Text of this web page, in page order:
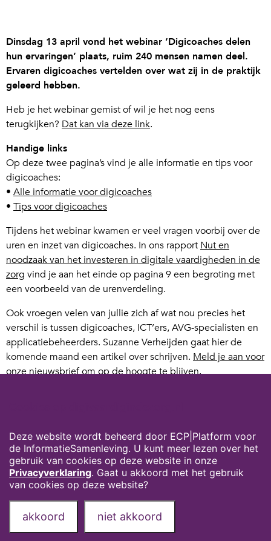
Dinsdag 13 april vond het webinar ‘Digicoaches delen
hun ervaringen’ plaats, ruim 240 mensen namen deel.
Ervaren digicoaches vertelden over wat zij in de praktijk
geleerd hebben.
Heb je het webinar gemist of wil je het nog eens
terugkijken? Dat kan via deze link.
Handige links
Op deze twee pagina’s vind je alle informatie en tips voor
digicoaches:
• Alle informatie voor digicoaches
• Tips voor digicoaches
Tijdens het webinar kwamen er veel vragen voorbij over de
uren en inzet van digicoaches. In ons rapport Nut en
noodzaak van het investeren in digitale vaardigheden in de
zorg vind je aan het einde op pagina 9 een begroting met
een voorbeeld van de urenverdeling.
Ook vroegen velen van jullie zich af wat nou precies het
verschil is tussen digicoaches, ICT’ers, AVG-specialisten en
applicatiebeheerders. Suzanne Verheijden gaat hier de
komende maand een artikel over schrijven. Meld je aan voor
onze nieuwsbriefom op de hoogte te blijven.
dinsdag aan bod kwamen, zal er ook aandacht zijn voor de
sectoren huisartsenpraktijken en ziekenhuizen.Je kunt je
hier aanmelden.
Privacyverklaring
Over deze website
Onze partners
Contact
Deze website wordt beheerd door ECP|Platform voor
de InformatieSamenleving. U kunt meer lezen over het
gebruik van cookies op deze website in onze
Privacyverklaring. Gaat u akkoord met het gebruik
van cookies op deze website?
akkoord niet akkoord